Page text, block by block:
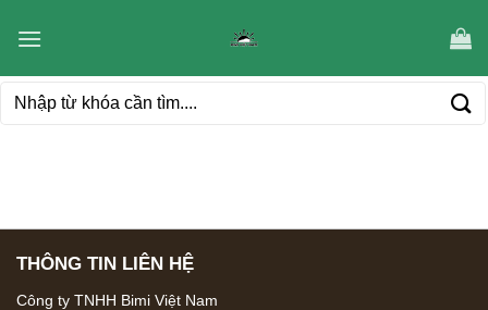
qua
dung
Tìm
THÔNG TIN LIÊN HỆ
Công ty TNHH Bimi Việt Nam